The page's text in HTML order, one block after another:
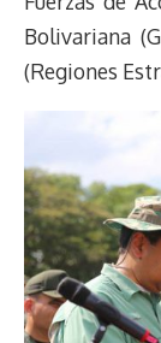
Bolivariana
(Regiones